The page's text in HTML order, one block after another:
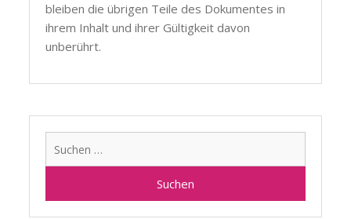
bleiben die übrigen Teile des Dokumentes in
ihrem Inhalt und ihrer Gültigkeit davon
unberührt.